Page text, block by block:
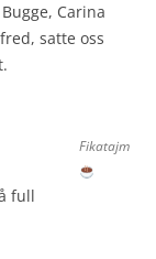
Carina
satte oss
Fikatajm
full